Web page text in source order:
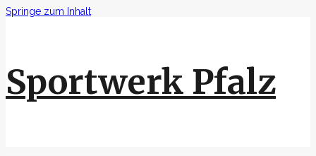
Springe zum Inhalt
Sportwerk Pfalz